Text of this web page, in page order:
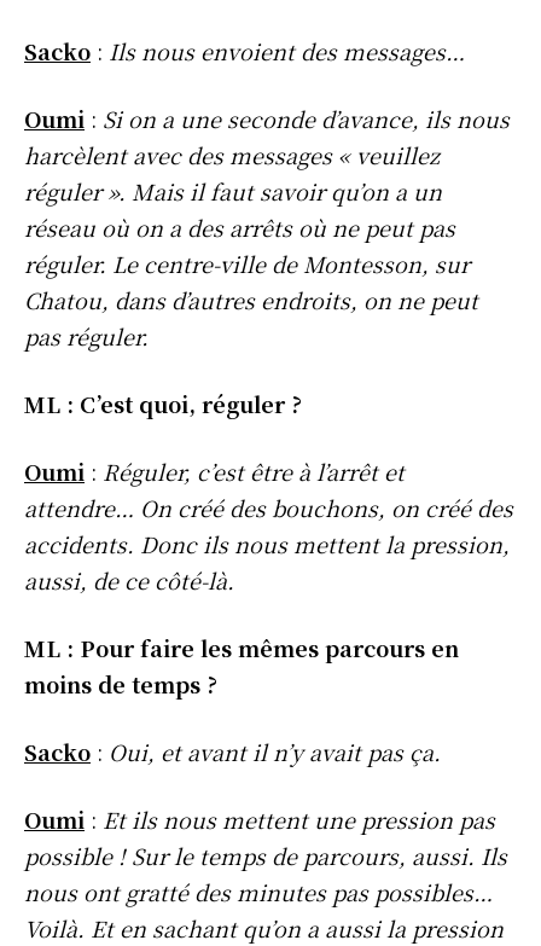
Sacko : Ils nous envoient des messages…
Oumi : Si on a une seconde d’avance, ils nous
harcèlent avec des messages « veuillez
réguler ». Mais il faut savoir qu’on a un
réseau où on a des arrêts où ne peut pas
réguler. Le centre-ville de Montesson, sur
Chatou, dans d’autres endroits, on ne peut
pas réguler.
ML : C’est quoi, réguler ?
Oumi : Réguler, c’est être à l’arrêt et
attendre… On créé des bouchons, on créé des
accidents. Donc ils nous mettent la pression,
aussi, de ce côté-là.
ML : Pour faire les mêmes parcours en
moins de temps ?
Sacko : Oui, et avant il n’y avait pas ça.
Oumi : Et ils nous mettent une pression pas
possible ! Sur le temps de parcours, aussi. Ils
nous ont gratté des minutes pas possibles…
Voilà. Et en sachant qu’on a aussi la pression